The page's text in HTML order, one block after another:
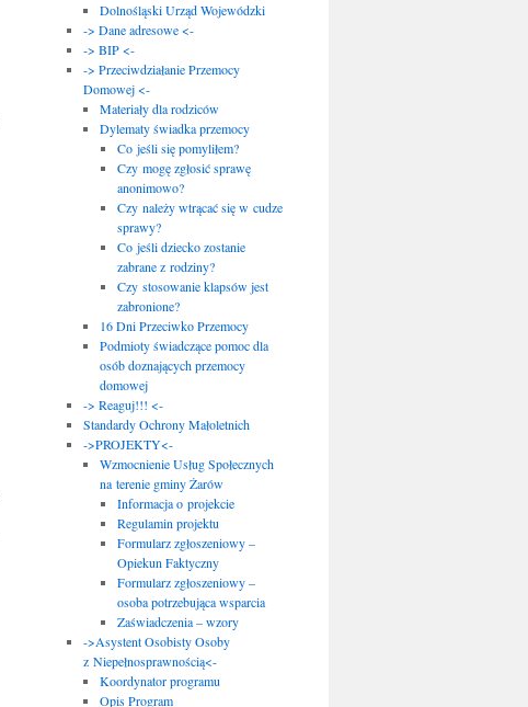
Dolnośląski Urząd Wojewódzki
-> Dane adresowe <-
-> BIP <-
-> Przeciwdziałanie Przemocy
Domowej <-
Materiały dla rodziców
Dylematy świadka przemocy
Co jeśli się pomyliłem?
Czy mogę zgłosić sprawę
anonimowo?
Czy należy wtrącać się w cudze
sprawy?
Co jeśli dziecko zostanie
zabrane z rodziny?
Czy stosowanie klapsów jest
zabronione?
16 Dni Przeciwko Przemocy
Podmioty świadczące pomoc dla
osób doznających przemocy
domowej
-> Reaguj!!! <-
Standardy Ochrony Małoletnich
->PROJEKTY<-
Wzmocnienie Usług Społecznych
na terenie gminy Żarów
Informacja o projekcie
Regulamin projektu
Formularz zgłoszeniowy –
Opiekun Faktyczny
Formularz zgłoszeniowy –
osoba potrzebująca wsparcia
Zaświadczenia – wzory
->Asystent Osobisty Osoby
z Niepełnosprawnością<-
Koordynator programu
Opis Program